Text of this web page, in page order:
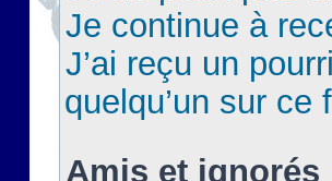
Je continue à
J’ai reçu un
quelqu’un sur ce
Amis et ignorés